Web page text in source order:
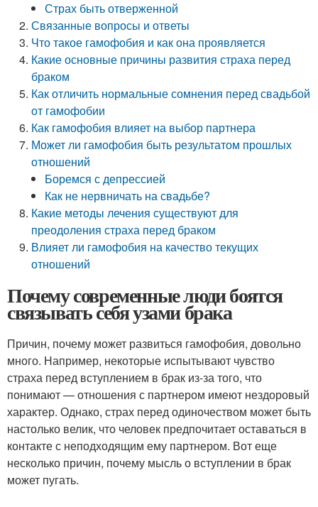
Страх быть отверженной
Связанные вопросы и ответы
Что такое гамофобия и как она проявляется
Какие основные причины развития страха перед
браком
Как отличить нормальные сомнения перед свадьбой
от гамофобии
Как гамофобия влияет на выбор партнера
Может ли гамофобия быть результатом прошлых
отношений
Боремся с депрессией
Как не нервничать на свадьбе?
Какие методы лечения существуют для
преодоления страха перед браком
Влияет ли гамофобия на качество текущих
отношений
Почему современные люди боятся
связывать себя узами брака
Причин, почему может развиться гамофобия, довольно
много. Например, некоторые испытывают чувство
страха перед вступлением в брак из-за того, что
понимают — отношения с партнером имеют нездоровый
характер. Однако, страх перед одиночеством может быть
настолько велик, что человек предпочитает оставаться в
контакте с неподходящим ему партнером. Вот еще
несколько причин, почему мысль о вступлении в брак
может пугать.